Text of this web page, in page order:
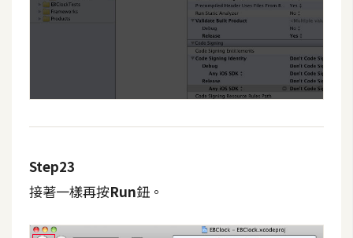
Step23
接著一樣再按Run鈕。